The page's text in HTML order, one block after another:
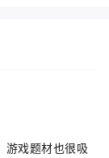
游戏题材也很吸